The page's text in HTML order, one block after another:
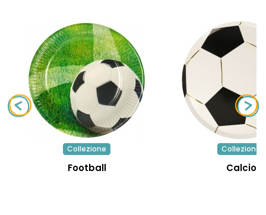
Collezione
Football
Collezione
Calcio